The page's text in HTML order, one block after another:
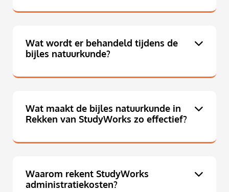
Wat wordt er behandeld tijdens de
bijles natuurkunde?
Wat maakt de bijles natuurkunde in
Rekken van StudyWorks zo effectief?
Waarom rekent StudyWorks
administratiekosten?